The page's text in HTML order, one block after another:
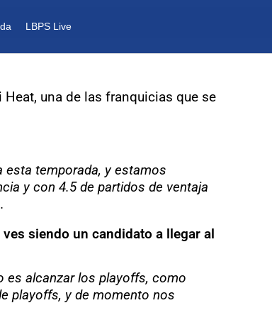
LBPS Live
una de las franquicias que se
esta temporada, y estamos
y con 4.5 de partidos de ventaja
siendo un candidato a llegar al
es alcanzar los playoffs, como
playoffs, y de momento nos